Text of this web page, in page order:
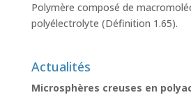
Polymère composé de
polyélectrolyte (Définition 1.65).
Actualités
Microsphères creuses en